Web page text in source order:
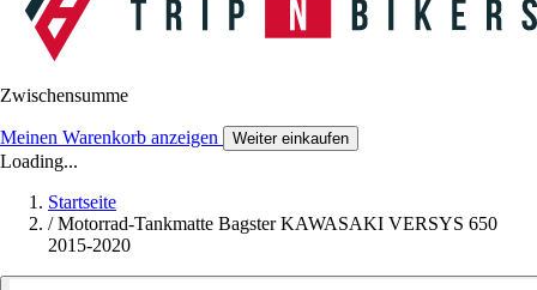
Zwischensumme
Meinen Warenkorb anzeigen Weiter einkaufen
Loading...
Startseite
/ Motorrad-Tankmatte Bagster KAWASAKI VERSYS 650
2015-2020